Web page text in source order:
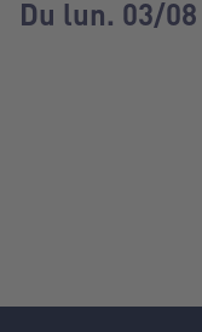
Du lun. 03/